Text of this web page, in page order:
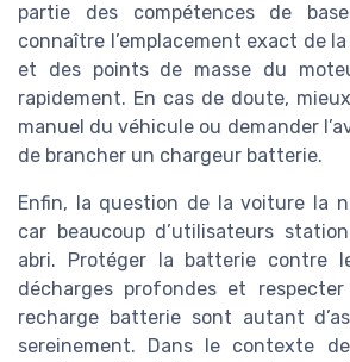
partie des compétences de
connaître l’emplacement exact de
et des points de masse du
rapidement. En cas de doute,
manuel du véhicule ou demander
de brancher un chargeur batterie.
Enfin, la question de la voiture la
car beaucoup d’utilisateurs
abri. Protéger la batterie contre
décharges profondes et
recharge batterie sont autant
sereinement. Dans le contexte